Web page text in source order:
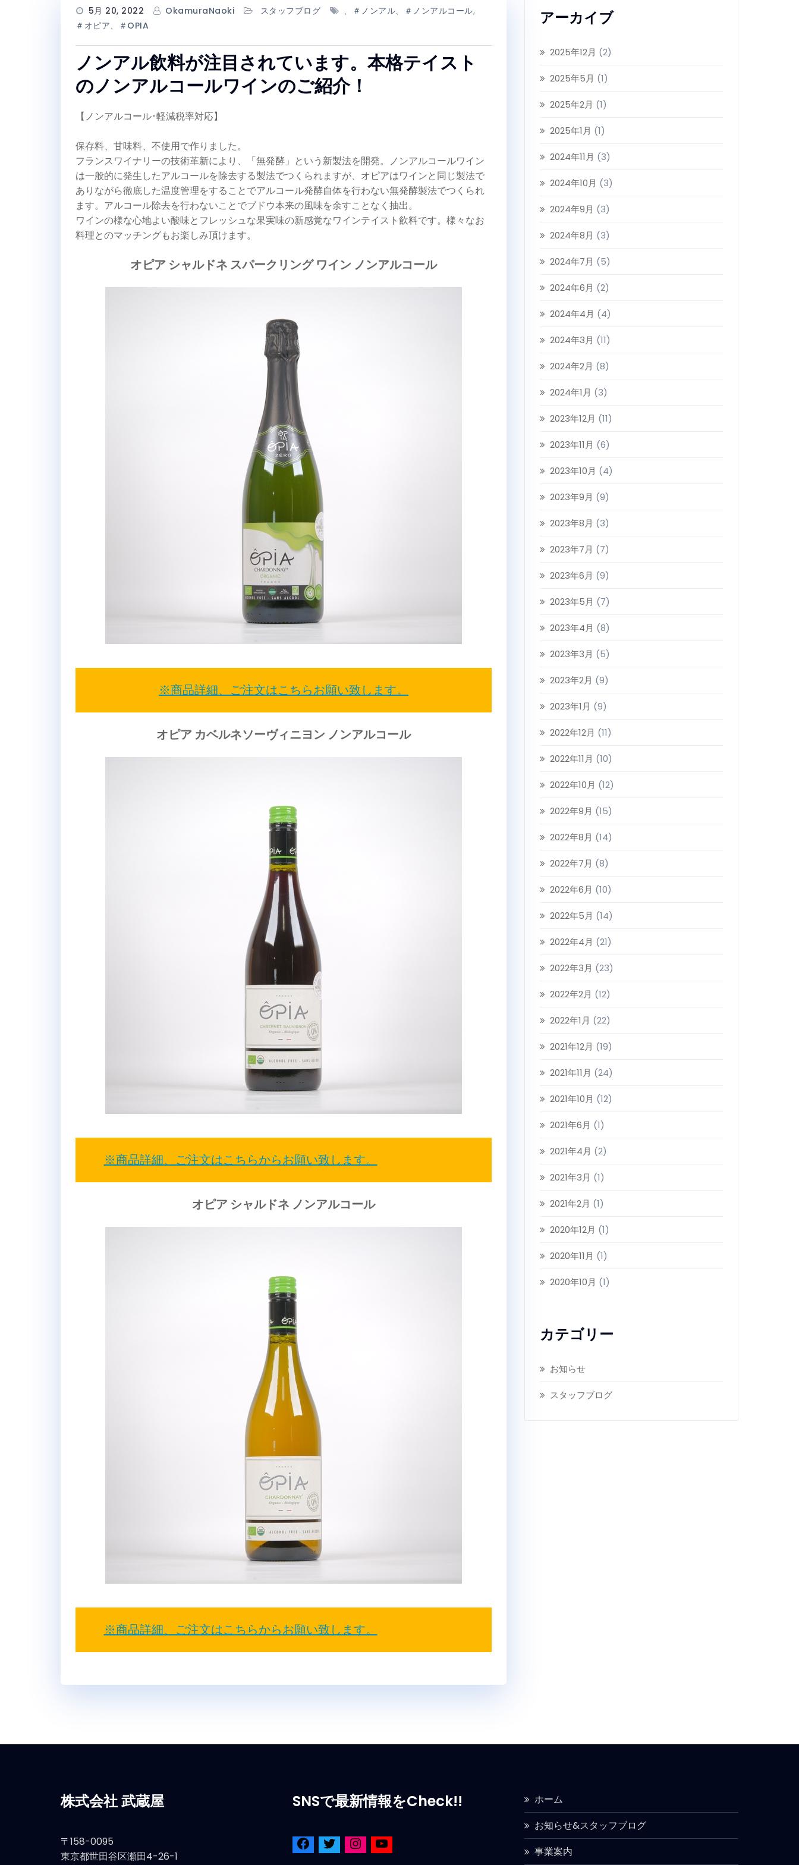
5月 20, 2022 OkamuraNaoki スタッフブログ 、＃ノンアル、＃ノンアルコール,
＃オピア、＃OPIA
ノンアル飲料が注目されています。本格テイスト
のノンアルコールワインのご紹介！
【ノンアルコール･軽減税率対応】
保存料、甘味料、不使用で作りました。
フランスワイナリーの技術革新により、「無発酵」という新製法を開発。ノンアルコールワイン
は一般的に発生したアルコールを除去する製法でつくられますが、オピアはワインと同じ製法で
ありながら徹底した温度管理をすることでアルコール発酵自体を行わない無発酵製法でつくられ
ます。アルコール除去を行わないことでブドウ本来の風味を余すことなく抽出。
ワインの様な心地よい酸味とフレッシュな果実味の新感覚なワインテイスト飲料です。様々なお
料理とのマッチングもお楽しみ頂けます。
オピア シャルドネ スパークリング ワイン ノンアルコール
※商品詳細、ご注文はこちらお願い致します。
オピア カベルネソーヴィニヨン ノンアルコール
※商品詳細、ご注文はこちらからお願い致します。
オピア シャルドネ ノンアルコール
※商品詳細、ご注文はこちらからお願い致します。
アーカイブ
2025年12月 (2)
2025年5月 (1)
2025年2月 (1)
2025年1月 (1)
2024年11月 (3)
2024年10月 (3)
2024年9月 (3)
2024年8月 (3)
2024年7月 (5)
2024年6月 (2)
2024年4月 (4)
2024年3月 (11)
2024年2月 (8)
2024年1月 (3)
2023年12月 (11)
2023年11月 (6)
2023年10月 (4)
2023年9月 (9)
2023年8月 (3)
2023年7月 (7)
2023年6月 (9)
2023年5月 (7)
2023年4月 (8)
2023年3月 (5)
2023年2月 (9)
2023年1月 (9)
2022年12月 (11)
2022年11月 (10)
2022年10月 (12)
2022年9月 (15)
2022年8月 (14)
2022年7月 (8)
2022年6月 (10)
2022年5月 (14)
2022年4月 (21)
2022年3月 (23)
2022年2月 (12)
2022年1月 (22)
2021年12月 (19)
2021年11月 (24)
2021年10月 (12)
2021年6月 (1)
2021年4月 (2)
2021年3月 (1)
2021年2月 (1)
2020年12月 (1)
2020年11月 (1)
2020年10月 (1)
カテゴリー
お知らせ
スタッフブログ
株式会社 武蔵屋
〒158-0095
東京都世田谷区瀬田4-26-1
SNSで最新情報をCheck!!
ホーム
お知らせ&スタッフブログ
事業案内